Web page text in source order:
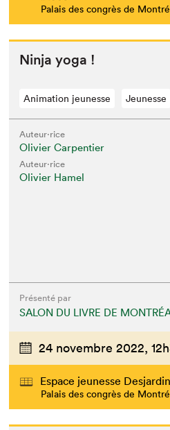
Palais des congrès de
Nin­ja yoga !
Animation jeunesse Jeunesse
Auteur·rice
Olivier Carpentier
Auteur·rice
Olivier Hamel
Présenté par
SALON DU LIVRE DE
24 novembre 2022,
Espace jeunesse
Palais des congrès de